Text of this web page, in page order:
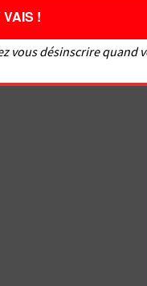
vous désinscrire quand